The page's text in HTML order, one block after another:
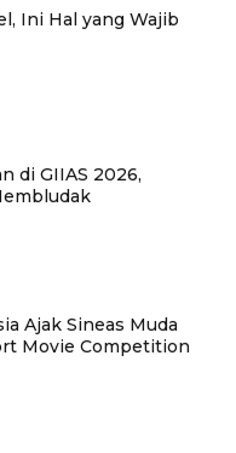
Ini Hal yang Wajib
di GIIAS 2026,
Ajak Sineas Muda
Movie Competition